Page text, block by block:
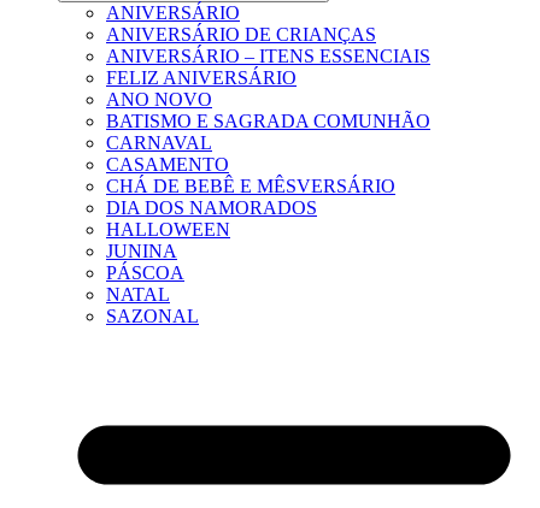
ANIVERSÁRIO
ANIVERSÁRIO DE CRIANÇAS
ANIVERSÁRIO – ITENS ESSENCIAIS
FELIZ ANIVERSÁRIO
ANO NOVO
BATISMO E SAGRADA COMUNHÃO
CARNAVAL
CASAMENTO
CHÁ DE BEBÊ E MÊSVERSÁRIO
DIA DOS NAMORADOS
HALLOWEEN
JUNINA
PÁSCOA
NATAL
SAZONAL